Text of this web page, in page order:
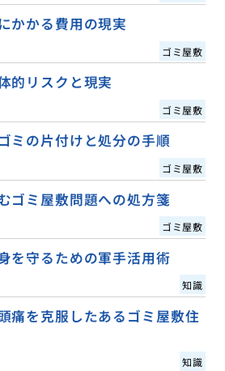
かかる費用の現実
ゴミ屋敷
的リスクと現実
ゴミ屋敷
ミの片付けと処分の手順
ゴミ屋敷
ゴミ屋敷問題への処方箋
ゴミ屋敷
を守るための軍手活用術
知識
痛を克服したあるゴミ屋敷住
知識